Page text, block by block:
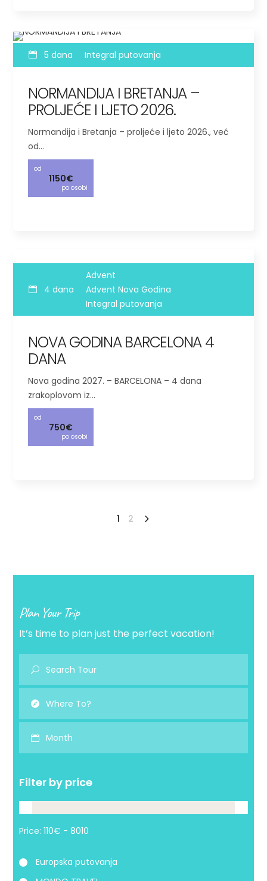
5 dana Integral putovanja
NORMANDIJA I BRETANJA –
PROLJEĆE I LJETO 2026.
Normandija i Bretanja – proljeće i ljeto 2026., već
od…
od
1150€
po osobi
4 dana
Advent
Advent Nova Godina
Integral putovanja
NOVA GODINA BARCELONA 4
DANA
Nova godina 2027. – BARCELONA – 4 dana
zrakoplovom iz…
od
750€
po osobi
1 2
Plan Your Trip
It’s time to plan just the perfect vacation!
Month
Filter by price
Price:
Europska putovanja